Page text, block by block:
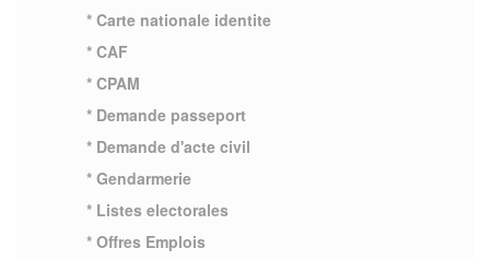
* Carte nationale identite
* CAF
* CPAM
* Demande passeport
* Demande d'acte civil
* Gendarmerie
* Listes electorales
* Offres Emplois